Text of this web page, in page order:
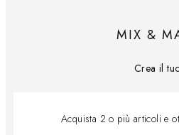
MIX &
Crea il
Acquista 2 o più articoli e